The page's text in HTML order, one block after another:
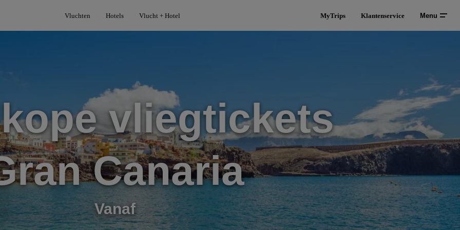
Vluchten Hotels Vlucht + Hotel MyTrips Klantenservice Menu
vliegtickets
Canaria
Vanaf